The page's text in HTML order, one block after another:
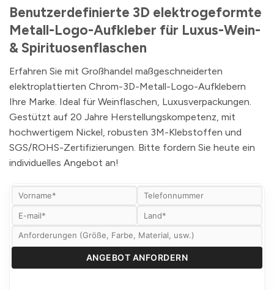
Benutzerdefinierte 3D elektrogeformte
Metall-Logo-Aufkleber für Luxus-Wein-
& Spirituosenflaschen
Erfahren Sie mit Großhandel maßgeschneiderten
elektroplattierten Chrom-3D-Metall-Logo-Aufklebern
Ihre Marke. Ideal für Weinflaschen, Luxusverpackungen.
Gestützt auf 20 Jahre Herstellungskompetenz, mit
hochwertigem Nickel, robusten 3M-Klebstoffen und
SGS/ROHS-Zertifizierungen. Bitte fordern Sie heute ein
individuelles Angebot an!